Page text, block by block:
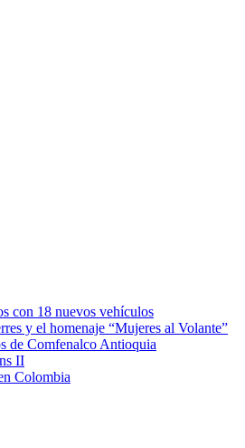
con 18 nuevos vehículos
y el homenaje “Mujeres al Volante”
de Comfenalco Antioquia
II
Colombia